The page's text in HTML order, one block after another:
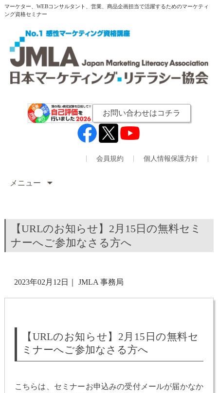
マーケター、WEBコンサルタント、営業、商品企画担当で活躍するためのマーケティ
ング資格セミナー
お問い合わせはコチラ
会員規約 個人情報保護方針
メニュー
【URLのお知らせ】2月15日の無料セミ
ナーへご参加なさる方へ
2023年02月12日 JMLA 事務局
【URLのお知らせ】2月15日の無料セ
ミナーへご参加なさる方へ
こちらは、セミナーお申込みの受付メールが届かなか